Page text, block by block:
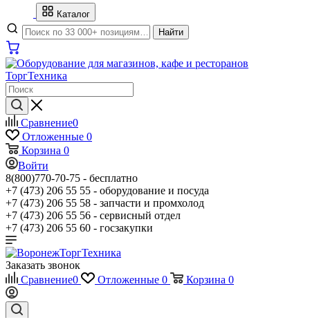
Каталог
Найти
Сравнение0
Отложенные 0
Корзина 0
Войти
8(800)770-70-75 - бесплатно
+7 (473) 206 55 55 - оборудование и посуда
+7 (473) 206 55 58 - запчасти и промхолод
+7 (473) 206 55 56 - сервисный отдел
+7 (473) 206 55 60 - госзакупки
Заказать звонок
Сравнение0 Отложенные 0 Корзина 0